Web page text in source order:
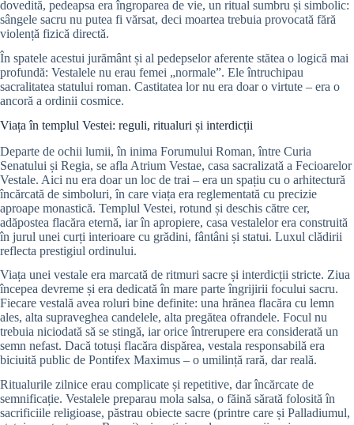
dovedită, pedeapsa era îngroparea de vie, un ritual sumbru și simbolic:
sângele sacru nu putea fi vărsat, deci moartea trebuia provocată fără
violență fizică directă.
În spatele acestui jurământ și al pedepselor aferente stătea o logică mai
profundă: Vestalele nu erau femei „normale”. Ele întruchipau
sacralitatea statului roman. Castitatea lor nu era doar o virtute – era o
ancoră a ordinii cosmice.
Viața în templul Vestei: reguli, ritualuri și interdicții
Departe de ochii lumii, în inima Forumului Roman, între Curia
Senatului și Regia, se afla Atrium Vestae, casa sacralizată a Fecioarelor
Vestale. Aici nu era doar un loc de trai – era un spațiu cu o arhitectură
încărcată de simboluri, în care viața era reglementată cu precizie
aproape monastică. Templul Vestei, rotund și deschis către cer,
adăpostea flacăra eternă, iar în apropiere, casa vestalelor era construită
în jurul unei curți interioare cu grădini, fântâni și statui. Luxul clădirii
reflecta prestigiul ordinului.
Viața unei vestale era marcată de ritmuri sacre și interdicții stricte. Ziua
începea devreme și era dedicată în mare parte îngrijirii focului sacru.
Fiecare vestală avea roluri bine definite: una hrănea flacăra cu lemn
ales, alta supraveghea candelele, alta pregătea ofrandele. Focul nu
trebuia niciodată să se stingă, iar orice întrerupere era considerată un
semn nefast. Dacă totuși flacăra dispărea, vestala responsabilă era
biciuită public de Pontifex Maximus – o umilință rară, dar reală.
Ritualurile zilnice erau complicate și repetitive, dar încărcate de
semnificație. Vestalele preparau mola salsa, o făină sărată folosită în
sacrificiile religioase, păstrau obiecte sacre (printre care și Palladiumul,